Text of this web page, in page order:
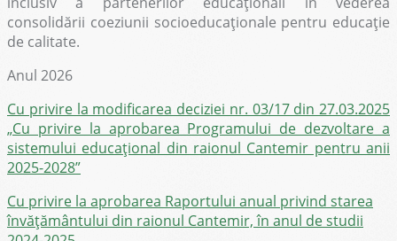
consolidării coeziunii socioeducaționale pentru educație
de calitate.
Anul 2026
Cu privire la modificarea deciziei nr. 03/17 din 27.03.2025
„Cu privire la aprobarea Programului de dezvoltare a
sistemului educațional din raionul Cantemir pentru anii
2025-2028”
Cu privire la aprobarea Raportului anual privind starea
învățământului din raionul Cantemir, în anul de studii